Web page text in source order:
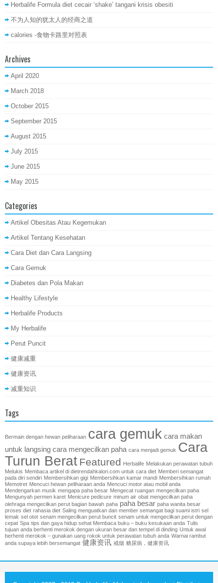
Herbalife Formula diet cecair ‘shake’ tangani krisis obesiti
不为人知的犹太人的经商之道
calories -食物卡路里对照表
Archives
April 2020
March 2018
October 2015
September 2015
August 2015
July 2015
June 2015
May 2015
Categories
Artikel Obesitas Atau Kegemukan
Artikel Tentang Kesehatan
Cara Diet dan Cara Langsing
Cara Gemuk
Diabetes dan Pola Makan
Healthy Lifestyle
Herbalife Products
My Herbalife
Perut Puncit
健康减重
健康资讯
减重知识
Tags
Bermain dengan hewan peliharaan cara gemuk cara makan
untuk langsing cara mengecilkan paha cara menjadi gemuk Cara
Turun Berat Featured Herbalife Melakukan perawatan tubuh
Melukis Membaca artikel di dietrendahkalori.com untuk cara diet Memberi semangat
pada diri sendiri Membersihkan gigi Membersihkan kamar mandi Membersihkan rumah
Memotret Mencuci hewan peliharaan anda Mencuci motor atau mobil anda
Mendengarkan musik mengapa paha besar Mengecat ruangan mengecilkan paha
Mengunyah permen karet Menicure pedicure minum air obat mengecilkan paha
olehraga mengecilkan perut bagian bawah paha paha besar paha wanita besar
proses diet rahasia diet Saling menguatkan dan member semangat bagi suami istri sel
lemak sel otot senam mengecilkan perut buncit senam untuk mengecilkan perut dengan
cepat Spa tips dan gaya hidup sehat Membaca buku – buku kesukaan anda Tulis
tujuan anda berhenti merokok dengan ukuran besar dan tempel di dinding Untuk awal
berhenti merokok – gunakan uang rokok untuk perawatan tubuh anda Warnai rambut
anda supaya lebih bersemangat 健康资讯 戒烟 糖尿病，健康资讯